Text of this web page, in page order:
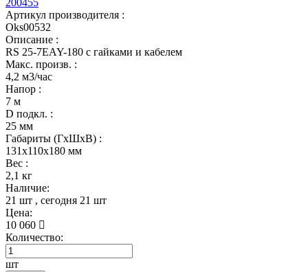
200455
Артикул производителя :
Oks00532
Описание :
RS 25-7EAY-180 с гайками и кабелем
Макс. произв. :
4,2 м3/час
Напор :
7 м
D подкл. :
25 мм
Габариты (ГхШхВ) :
131x110x180 мм
Вес :
2,1 кг
Наличие:
21 шт , сегодня 21 шт
Цена:
10 060
Количество:
шт